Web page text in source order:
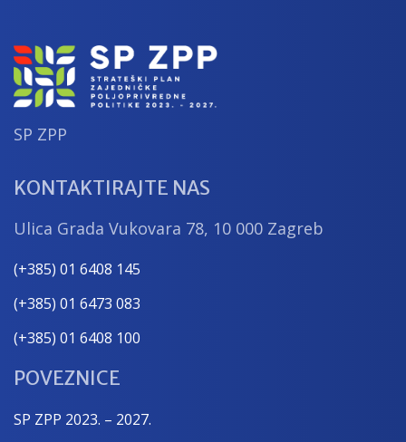
SP ZPP
KONTAKTIRAJTE NAS
Ulica Grada Vukovara 78, 10 000 Zagreb
(+385) 01 6408 145
(+385) 01 6473 083
(+385) 01 6408 100
POVEZNICE
SP ZPP 2023. – 2027.